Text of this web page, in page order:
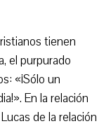
tienen
el purpurado
«¡Sólo un
En la relación
de la relación